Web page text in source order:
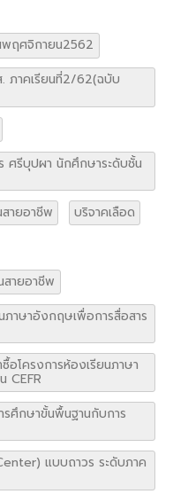
พฤศจิกายน2562
. ภาคเรียนที่2/62(ฉบับ
ศรีบุปผา นักศึกษาระดับชั้น
สายอาชีพ
บริจาคเลือด
สายอาชีพ
ภาษาอังกฤษเพื่อการสื่อสาร
อโครงการห้องเรียนภาษา
CEFR
รศึกษาขั้นพื้นฐานกับการ
แบบถาวร ระดับภาค